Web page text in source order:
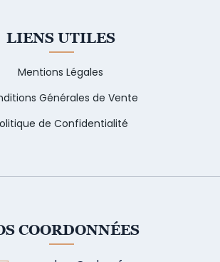
LIENS UTILES
Mentions Légales
Générales de Vente
de Confidentialité
COORDONNÉES